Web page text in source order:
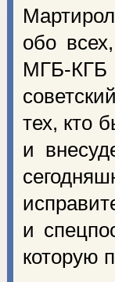
обо
МГБ-КГБ
тех, кто
и
и
которую